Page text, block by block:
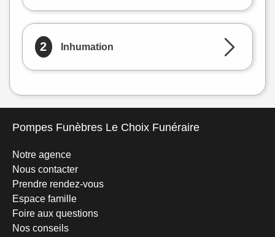
2 Inhumation
Pompes Funèbres Le Choix Funéraire
Notre agence
Nous contacter
Prendre rendez-vous
Espace famille
Foire aux questions
Nos conseils